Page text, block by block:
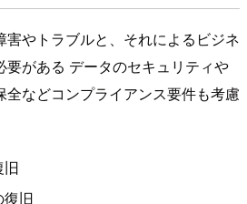
やトラブルと、それによるビジネ
要がある データのセキュリティや
全などコンプライアンス要件も考慮
旧
旧